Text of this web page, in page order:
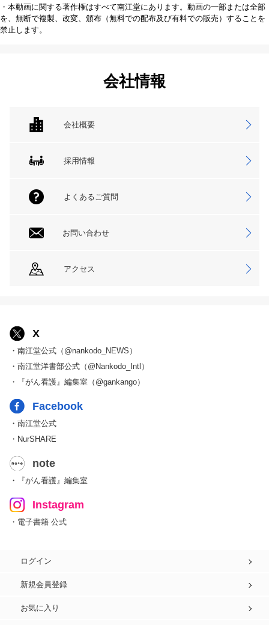
・本動画に関する著作権はすべて南江堂にあります。動画の一部または全部
を、無断で複製、改変、頒布（無料での配布及び有料での販売）することを
禁止します。
会社情報
会社概要
採用情報
よくあるご質問
お問い合わせ
アクセス
X
・南江堂公式（@nankodo_NEWS）
・南江堂洋書部公式（@Nankodo_Intl）
・『がん看護』編集室（@gankango）
Facebook
・南江堂公式
・NurSHARE
note
・『がん看護』編集室
Instagram
・電子書籍 公式
ログイン
新規会員登録
お気に入り